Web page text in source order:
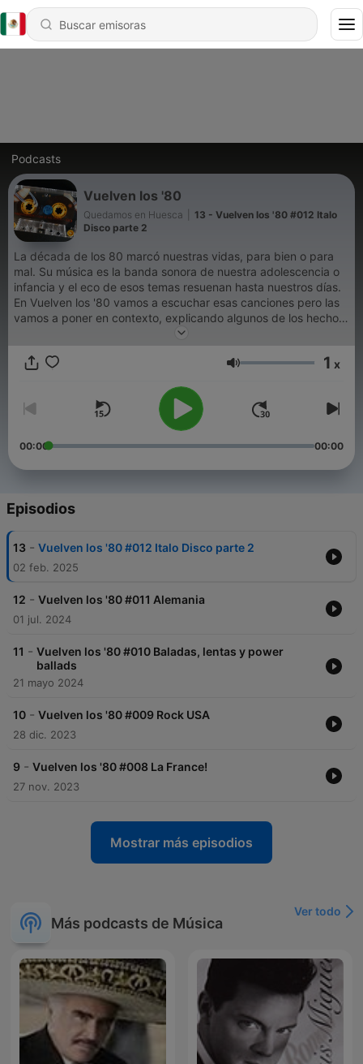
Podcasts
Vuelven los '80
Quedamos en Huesca
13 - Vuelven los '80 #012 Italo
Disco parte 2
La década de los 80 marcó nuestras vidas, para bien o para
mal. Su música es la banda sonora de nuestra adolescencia o
infancia y el eco de esos temas resuenan hasta nuestros días.
En Vuelven los '80 vamos a escuchar esas canciones pero las
vamos a poner en contexto, explicando algunos de los hechos
que convergieron para que fueran un éxito.
Volumen 1 x
00:00 00:00
Episodios
13 - Vuelven los '80 #012 Italo Disco parte 2
02 feb. 2025
12 - Vuelven los '80 #011 Alemania
01 jul. 2024
11 - Vuelven los '80 #010 Baladas, lentas y power
ballads
21 mayo 2024
10 - Vuelven los '80 #009 Rock USA
28 dic. 2023
9 - Vuelven los '80 #008 La France!
27 nov. 2023
Mostrar más episodios
Más podcasts de Música
Ver todo